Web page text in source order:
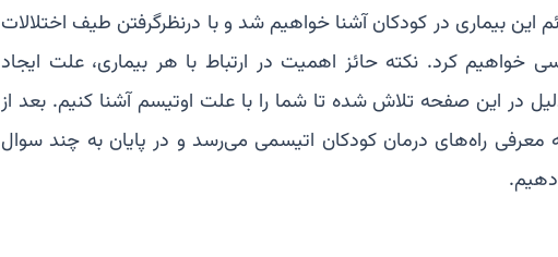
بیماری در کودکان آشنا خواهیم شد و با درنظرگرفتن طیف اختلالات
خواهیم کرد. نکته حائز اهمیت در ارتباط با هر بیماری، علت ایجاد
در این صفحه تلاش شده تا شما را با علت اوتیسم آشنا کنیم. بعد از
معرفی راه‌های درمان کودکان اتیسمی می‌رسد و در پایان به چند سوال